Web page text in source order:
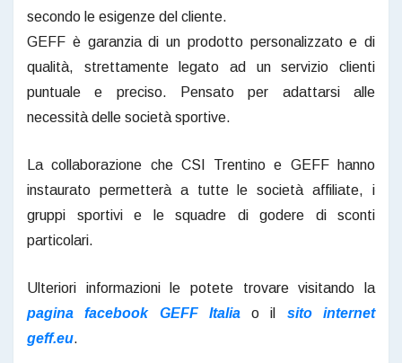
secondo le esigenze del cliente.
GEFF è garanzia di un prodotto personalizzato e di
qualità, strettamente legato ad un servizio clienti
puntuale e preciso. Pensato per adattarsi alle
necessità delle società sportive.
La collaborazione che CSI Trentino e GEFF hanno
instaurato permetterà a tutte le società affiliate, i
gruppi sportivi e le squadre di godere di sconti
particolari.
Ulteriori informazioni le potete trovare visitando la
pagina facebook GEFF Italiao il sito internet
geff.eu.